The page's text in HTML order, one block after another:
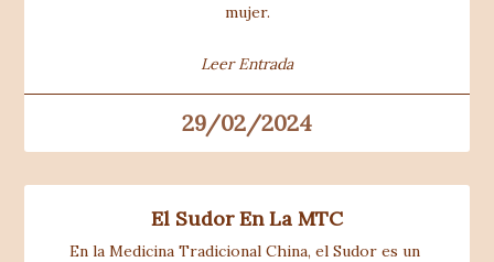
mujer.
Leer Entrada
29/02/2024
El Sudor En La MTC
En la Medicina Tradicional China, el Sudor es un